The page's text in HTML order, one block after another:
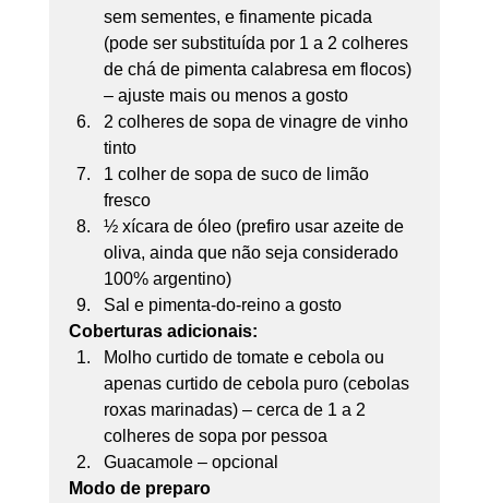
sem sementes, e finamente picada
(pode ser substituída por 1 a 2 colheres
de chá de pimenta calabresa em flocos)
– ajuste mais ou menos a gosto
2 colheres de sopa de vinagre de vinho
tinto
1 colher de sopa de suco de limão
fresco
½ xícara de óleo (prefiro usar azeite de
oliva, ainda que não seja considerado
100% argentino)
Sal e pimenta-do-reino a gosto
Coberturas adicionais:
Molho curtido de tomate e cebola ou
apenas curtido de cebola puro (cebolas
roxas marinadas) – cerca de 1 a 2
colheres de sopa por pessoa
Guacamole – opcional
Modo de preparo